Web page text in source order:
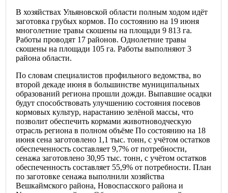
В хозяйствах Ульяновской области полным ходом идёт
заготовка грубых кормов. По состоянию на 19 июня
многолетние травы скошены на площади 9 813 га.
Работы проводят 17 районов. Однолетние травы
скошены на площади 105 га. Работы выполняют 3
района области.
По словам специалистов профильного ведомства, во
второй декаде июня в большинстве муниципальных
образований региона прошли дожди. Выпавшие осадки
будут способствовать улучшению состояния посевов
кормовых культур, нарастанию зелёной массы, что
позволит обеспечить кормами животноводческую
отрасль региона в полном объёме По состоянию на 18
июня сена заготовлено 1,1 тыс. тонн, с учётом остатков
обеспеченность составляет 9,7% от потребности,
сенажа заготовлено 30,95 тыс. тонн, с учётом остатков
обеспеченность составляет 55,9% от потребности. План
по заготовке сенажа выполнили хозяйства
Вешкаймского района, Новоспасского района и